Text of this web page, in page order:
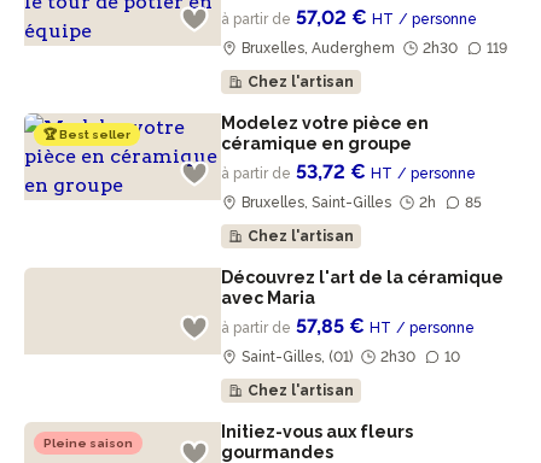
à partir de 57,02 €HT / personne
Bruxelles, Auderghem
2h30
119
Chez l'artisan
🏆 Best seller
Modelez votre pièce en
céramique en groupe
à partir de 53,72 €HT / personne
Bruxelles, Saint-Gilles
2h
85
Chez l'artisan
Découvrez l'art de la céramique
avec Maria
à partir de 57,85 €HT / personne
Saint-Gilles, (01)
2h30
10
Chez l'artisan
Pleine saison
Initiez-vous aux fleurs
gourmandes